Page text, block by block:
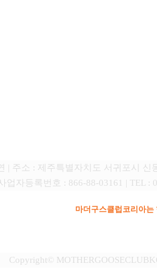
| 주소 : 제주특별자치도 서귀포시 신
업자등록번호 : 866-88-03161 | TEL :
마더구스클럽코리아는
Copyright©